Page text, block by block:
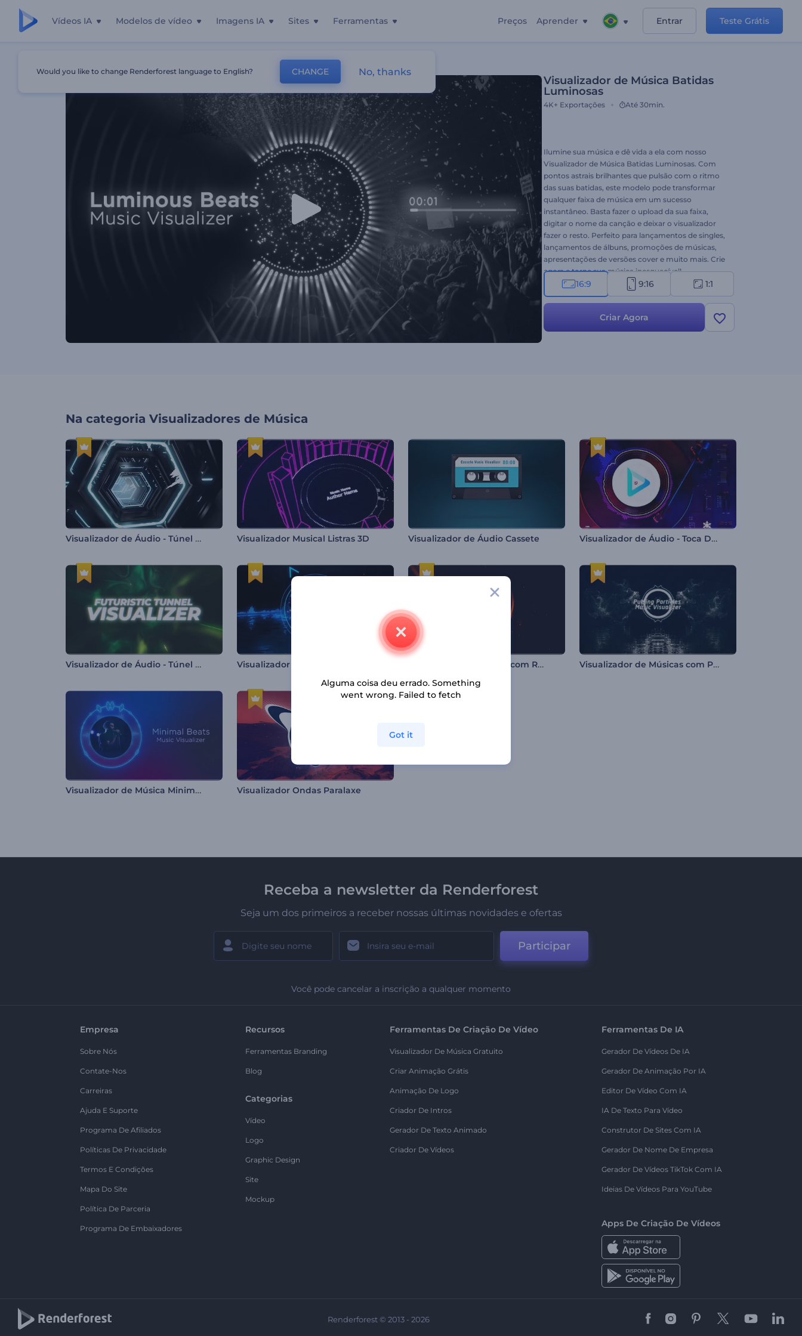
Vídeos IA Modelos de vídeo Imagens IA Sites Ferramentas Preços Aprender Entrar Teste Grátis
Visualizador De Música Batidas Luminosas
Visualizador de Música Batidas
Luminosas
4K+ Exportações Até 30min.
Ilumine sua música e dê vida a ela com nosso
Visualizador de Música Batidas Luminosas. Com
pontos astrais brilhantes que pulsão com o ritmo
das suas batidas, este modelo pode transformar
qualquer faixa de música em um sucesso
instantâneo. Basta fazer o upload da sua faixa,
digitar o nome da canção e deixar o visualizador
fazer o resto. Perfeito para lançamentos de singles,
lançamentos de álbuns, promoções de músicas,
apresentações de versões cover e muito mais. Crie
agora e torne sua música inesquecível!
16:9 9:16 1:1
Criar Agora
Na categoria Visualizadores de Música
Visualizador de Áudio - Túnel Hexagonal Visualizador Musical Listras 3D Visualizador de Áudio Cassete Visualizador de Áudio - Toca Disco de Vinil
Visualizador de Áudio - Túnel Futurista Visualizador de Música com Raios em Chamas Visualizador de Músicas com Partículas
Visualizador de Música Minimalista de Batidas Visualizador Ondas Paralaxe
Receba a newsletter da Renderforest
Seja um dos primeiros a receber nossas últimas novidades e ofertas
Participar
Você pode cancelar a inscrição a qualquer momento
Empresa
Sobre Nós
Contate-Nos
Carreiras
Ajuda E Suporte
Programa De Afiliados
Políticas De Privacidade
Termos E Condições
Mapa Do Site
Política De Parceria
Programa De Embaixadores
Recursos
Ferramentas Branding
Blog
Categorias
Vídeo
Logo
Graphic Design
Site
Mockup
Ferramentas De Criação De Vídeo
Visualizador De Música Gratuito
Criar Animação Grátis
Animação De Logo
Criador De Intros
Gerador De Texto Animado
Criador De Vídeos
Ferramentas De IA
Gerador De Vídeos De IA
Gerador De Animação Por IA
Editor De Vídeo Com IA
IA De Texto Para Vídeo
Construtor De Sites Com IA
Gerador De Nome De Empresa
Gerador De Vídeos TikTok Com IA
Ideias De Vídeos Para YouTube
Apps De Criação De Vídeos
Renderforest © 2013 - 2026
Would you like to change Renderforest language to English? CHANGE No, thanks
Alguma coisa deu errado. Something
went wrong. Failed to fetch
Got it